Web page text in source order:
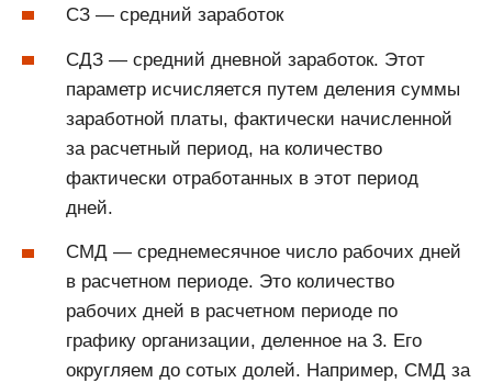
СЗ — средний заработок
СДЗ — средний дневной заработок. Этот
параметр исчисляется путем деления суммы
заработной платы, фактически начисленной
за расчетный период, на количество
фактически отработанных в этот период
дней.
СМД — среднемесячное число рабочих дней
в расчетном периоде. Это количество
рабочих дней в расчетном периоде по
графику организации, деленное на 3. Его
округляем до сотых долей. Например, СМД за